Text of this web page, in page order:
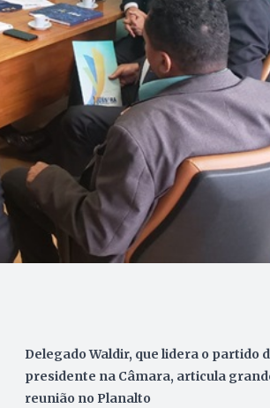
Delegado Waldir, que lidera o partido
presidente na Câmara, articula
reunião no Planalto